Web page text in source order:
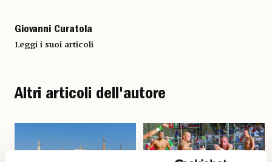
Giovanni Curatola
Leggi i suoi articoli
Altri articoli dell'autore